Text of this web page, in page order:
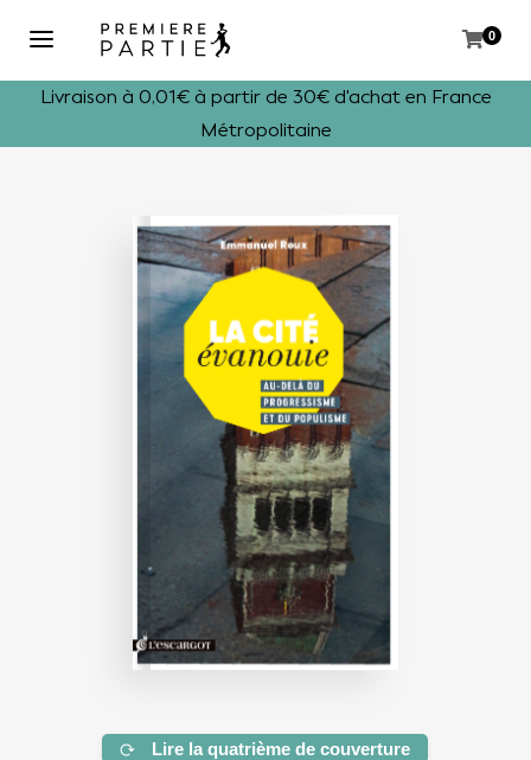
0
Livraison à 0,01€ à partir de 30€ d'achat en France
Métropolitaine
Lire la quatrième de couverture